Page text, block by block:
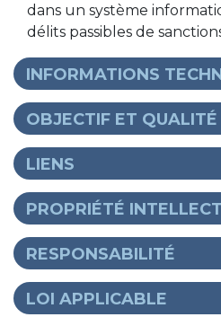
dans un système
délits passibles de
INFORMATIONS
OBJECTIF ET
LIENS
PROPRIÉTÉ
RESPONSABILITÉ
LOI APPLICABLE